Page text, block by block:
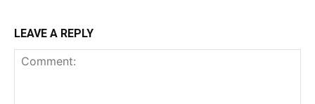
LEAVE A REPLY